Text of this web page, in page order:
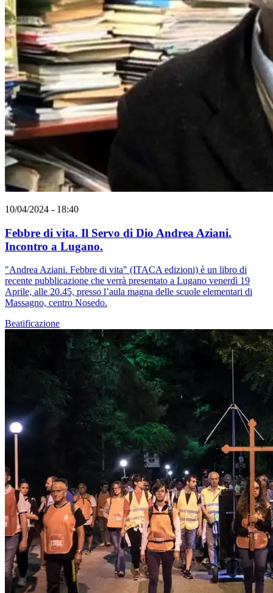
10/04/2024 - 18:40
Febbre di vita. Il Servo di Dio Andrea Aziani.
Incontro a Lugano.
"Andrea Aziani. Febbre di vita" (ITACA edizioni) è un libro di
recente pubblicazione che verrà presentato a Lugano venerdì 19
Aprile, alle 20.45, presso l’aula magna delle scuole elementari di
Massagno, centro Nosedo.
Beatificazione